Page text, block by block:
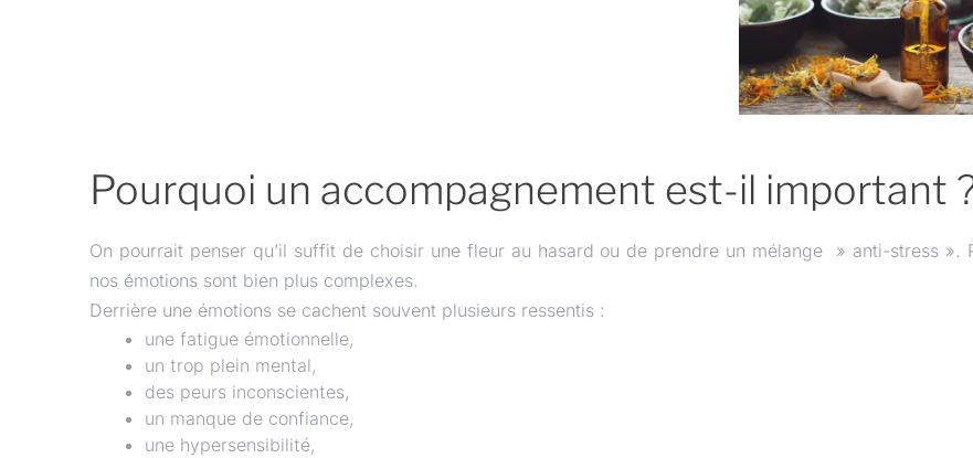
Pourquoi un accompagnement est-il important
On pourrait penser qu’il suffit de choisir une fleur au hasard ou de prendre un mélange » anti-stress ».
nos émotions sont bien plus complexes.
Derrière une émotions se cachent souvent plusieurs ressentis :
une fatigue émotionnelle,
un trop plein mental,
des peurs inconscientes,
un manque de confiance,
une hypersensibilité,